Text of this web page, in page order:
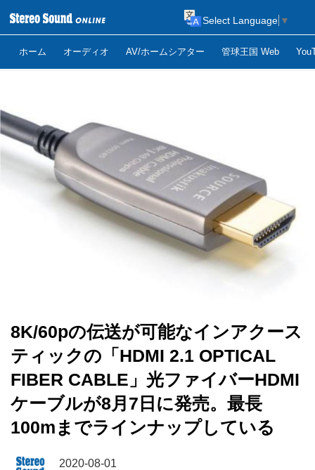
ホーム オーディオ AV/ホームシアター 管球王国 Web
Select Language ▼
8K/60pの伝送が可能なインアクース
ティックの「HDMI 2.1 OPTICAL
FIBER CABLE」光ファイバーHDMI
ケーブルが8月7日に発売。最長
100mまでラインナップしている
2020-08-01